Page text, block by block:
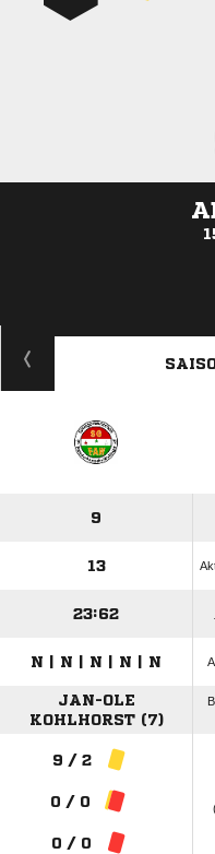
9
13
23:62
N | N | N | N | N
JAN-OLE
KOHLHORST (7)
9 / 2
0 / 0
0 / 0